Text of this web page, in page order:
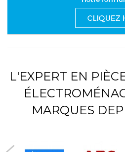
L'EXPERT EN
MARQUES